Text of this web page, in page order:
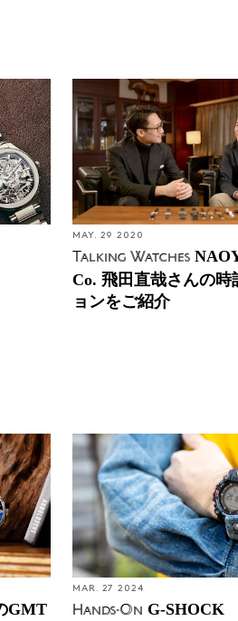
MAY. 29 2020
Talking Watches
Co. 飛田直哉さんの時
ョンをご紹介
GMT
MAR. 27 2024
Hands-On G-SHOCK